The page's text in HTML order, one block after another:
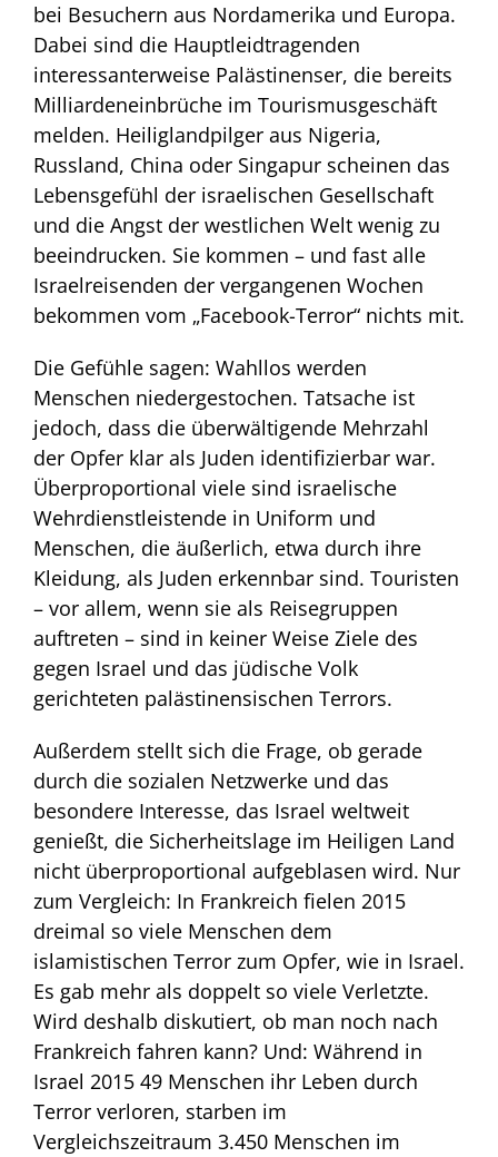
bei Besuchern aus Nordamerika und Europa.
Dabei sind die Hauptleidtragenden
interessanterweise Palästinenser, die bereits
Milliardeneinbrüche im Tourismusgeschäft
melden. Heiliglandpilger aus Nigeria,
Russland, China oder Singapur scheinen das
Lebensgefühl der israelischen Gesellschaft
und die Angst der westlichen Welt wenig zu
beeindrucken. Sie kommen – und fast alle
Israelreisenden der vergangenen Wochen
bekommen vom „Facebook-Terror“ nichts mit.
Die Gefühle sagen: Wahllos werden
Menschen niedergestochen. Tatsache ist
jedoch, dass die überwältigende Mehrzahl
der Opfer klar als Juden identifizierbar war.
Überproportional viele sind israelische
Wehrdienstleistende in Uniform und
Menschen, die äußerlich, etwa durch ihre
Kleidung, als Juden erkennbar sind. Touristen
– vor allem, wenn sie als Reisegruppen
auftreten – sind in keiner Weise Ziele des
gegen Israel und das jüdische Volk
gerichteten palästinensischen Terrors.
Außerdem stellt sich die Frage, ob gerade
durch die sozialen Netzwerke und das
besondere Interesse, das Israel weltweit
genießt, die Sicherheitslage im Heiligen Land
nicht überproportional aufgeblasen wird. Nur
zum Vergleich: In Frankreich fielen 2015
dreimal so viele Menschen dem
islamistischen Terror zum Opfer, wie in Israel.
Es gab mehr als doppelt so viele Verletzte.
Wird deshalb diskutiert, ob man noch nach
Frankreich fahren kann? Und: Während in
Israel 2015 49 Menschen ihr Leben durch
Terror verloren, starben im
Vergleichszeitraum 3.450 Menschen im